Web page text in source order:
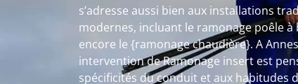
s’adresse aussi bien aux installations
modernes, incluant le ramonage poêle
encore le {ramonage chaudière}. A
intervention de Ramonage insert est
spécificités du conduit et aux habitudes